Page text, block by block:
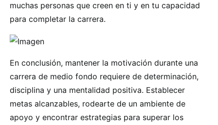
muchas personas que creen en ti y en tu capacidad
para completar la carrera.
En conclusión, mantener la motivación durante una
carrera de medio fondo requiere de determinación,
disciplina y una mentalidad positiva. Establecer
metas alcanzables, rodearte de un ambiente de
apoyo y encontrar estrategias para superar los